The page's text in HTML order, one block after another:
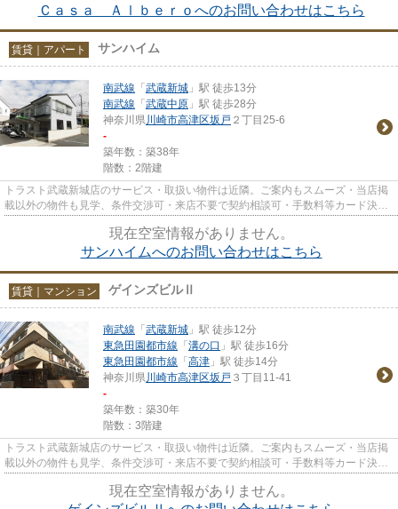
Ｃａｓａ Ａｌｂｅｒｏへのお問い合わせはこちら
賃貸｜アパート サンハイム
南武線 「武蔵新城 」駅 徒歩13分
南武線 「武蔵中原 」駅 徒歩28分
神奈川県川崎市高津区坂戸 ２丁目25-6
-
築年数：築38年
階数：2階建
トラスト武蔵新城店のサービス・取扱い物件は近隣。ご案内もスムーズ・当店掲
載以外の物件も見学、条件交渉可・来店不要で契約相談可・手数料等カード決済
可・来店時無料駐車場有（要...
現在空室情報がありません。
サンハイムへのお問い合わせはこちら
賃貸｜マンション ゲインズビルⅡ
南武線 「武蔵新城 」駅 徒歩12分
東急田園都市線 「溝の口 」駅 徒歩16分
東急田園都市線 「高津 」駅 徒歩14分
神奈川県川崎市高津区坂戸 ３丁目11-41
-
築年数：築30年
階数：3階建
トラスト武蔵新城店のサービス・取扱い物件は近隣。ご案内もスムーズ・当店掲
載以外の物件も見学、条件交渉可・来店不要で契約相談可・手数料等カード決済
可・来店時無料駐車場有（要...
現在空室情報がありません。